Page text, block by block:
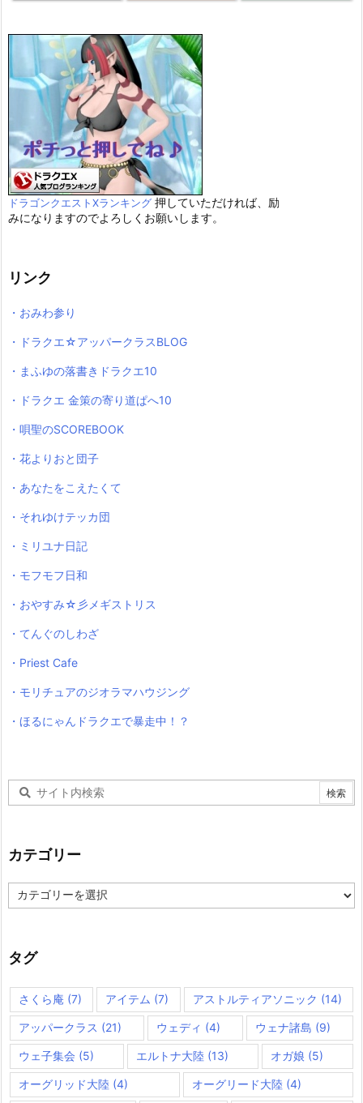
ドラゴンクエストXランキング 押していただければ、励
みになりますのでよろしくお願いします。
リンク
・おみわ参り
・ドラクエ☆アッパークラスBLOG
・まふゆの落書きドラクエ10
・ドラクエ 金策の寄り道ぱへ10
・唄聖のSCOREBOOK
・花よりおと団子
・あなたをこえたくて
・それゆけテッカ団
・ミリユナ日記
・モフモフ日和
・おやすみ☆彡メギストリス
・てんぐのしわざ
・Priest Cafe
・モリチュアのジオラマハウジング
・ほるにゃんドラクエで暴走中！？
カテゴリー
テ
ー
タグ
さくら庵 (7) アイテム (7) アストルティアソニック (14)
アッパークラス (21) ウェディ (4) ウェナ諸島 (9)
ウェ子集会 (5) エルトナ大陸 (13) オガ娘 (5)
オーグリッド大陸 (4) オーグリード大陸 (4)